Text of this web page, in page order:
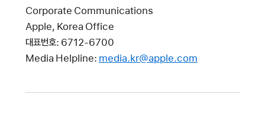
Corporate Communications
Apple, Korea Office
대표번호: 6712-6700
Media Helpline: media.kr@apple.com